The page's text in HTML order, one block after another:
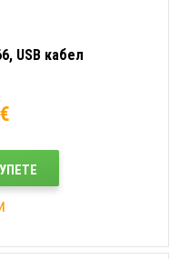
USB кабел